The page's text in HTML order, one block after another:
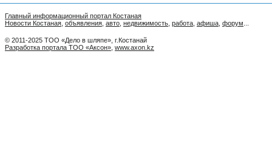
Главный информационный портал Костаная
Новости Костаная объявления авто недвижимость работа афиша форум
© 2011-2025 ТОО «Дело в шляпе», г.Костанай
Разработка портала ТОО «Аксон» www.axon.kz